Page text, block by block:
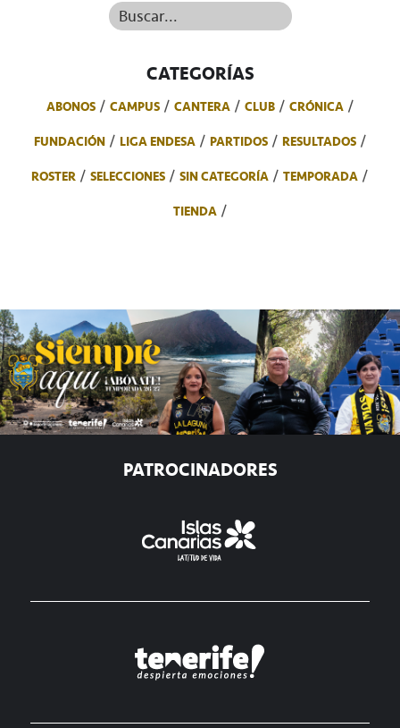
Buscar...
CATEGORÍAS
ABONOS CAMPUS CANTERA CLUB
CRÓNICA
FUNDACIÓN
LIGA ENDESA PARTIDOS
RESULTADOS
ROSTER
SELECCIONES SIN CATEGORÍA
TEMPORADA
TIENDA
PATROCINADORES